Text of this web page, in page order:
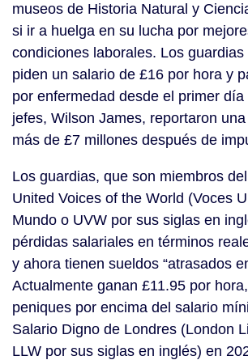
museos de Historia Natural y
si ir a huelga en su lucha por
condiciones laborales. Los guardias
piden un salario de £16 por hora y
por enfermedad desde el primer
jefes, Wilson James, reportaron
más de £7 millones después de
Los guardias, que son miembros
United Voices of the World (Voces
Mundo o UVW por sus siglas en
pérdidas salariales en términos
y ahora tienen sueldos “atrasados
Actualmente ganan £11.95 por
peniques por encima del salario
Salario Digno de Londres (London
LLW por sus siglas en inglés) en